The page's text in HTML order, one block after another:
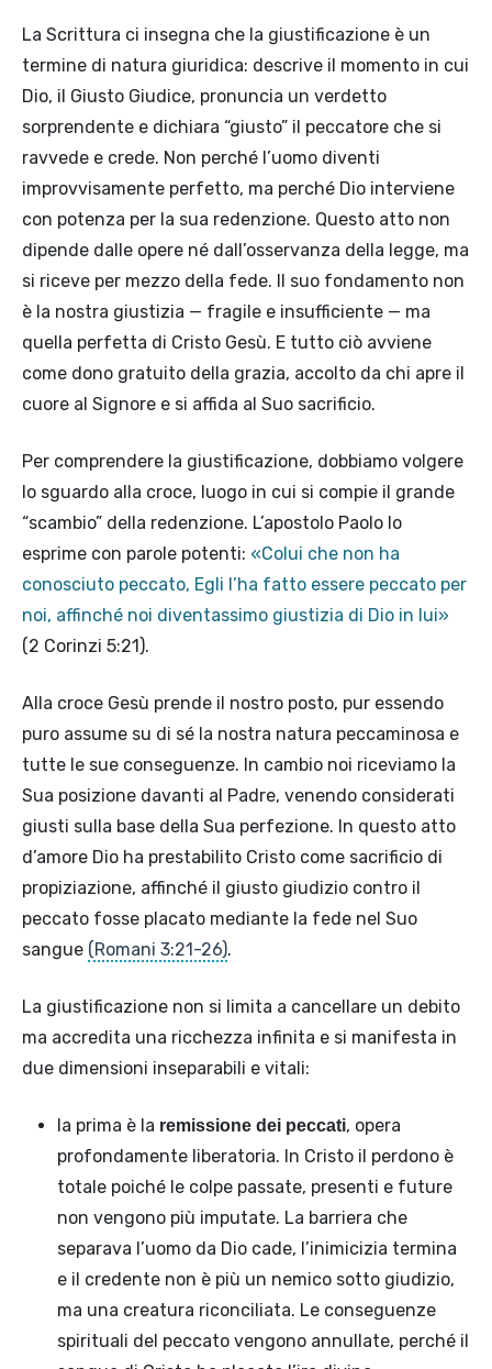
La Scrittura ci insegna che la giustificazione è un
termine di natura giuridica: descrive il momento in cui
Dio, il Giusto Giudice, pronuncia un verdetto
sorprendente e dichiara “giusto” il peccatore che si
ravvede e crede. Non perché l’uomo diventi
improvvisamente perfetto, ma perché Dio interviene
con potenza per la sua redenzione. Questo atto non
dipende dalle opere né dall’osservanza della legge, ma
si riceve per mezzo della fede. Il suo fondamento non
è la nostra giustizia — fragile e insufficiente — ma
quella perfetta di Cristo Gesù. E tutto ciò avviene
come dono gratuito della grazia, accolto da chi apre il
cuore al Signore e si affida al Suo sacrificio.
Per comprendere la giustificazione, dobbiamo volgere
lo sguardo alla croce, luogo in cui si compie il grande
“scambio” della redenzione. L’apostolo Paolo lo
esprime con parole potenti: «Colui che non ha
conosciuto peccato, Egli l’ha fatto essere peccato per
noi, affinché noi diventassimo giustizia di Dio in lui»
(2 Corinzi 5:21).
Alla croce Gesù prende il nostro posto, pur essendo
puro assume su di sé la nostra natura peccaminosa e
tutte le sue conseguenze. In cambio noi riceviamo la
Sua posizione davanti al Padre, venendo considerati
giusti sulla base della Sua perfezione. In questo atto
d’amore Dio ha prestabilito Cristo come sacrificio di
propiziazione, affinché il giusto giudizio contro il
peccato fosse placato mediante la fede nel Suo
sangue (Romani 3:21-26).
La giustificazione non si limita a cancellare un debito
ma accredita una ricchezza infinita e si manifesta in
due dimensioni inseparabili e vitali:
la prima è la remissione dei peccati, opera
profondamente liberatoria. In Cristo il perdono è
totale poiché le colpe passate, presenti e future
non vengono più imputate. La barriera che
separava l’uomo da Dio cade, l’inimicizia termina
e il credente non è più un nemico sotto giudizio,
ma una creatura riconciliata. Le conseguenze
spirituali del peccato vengono annullate, perché il